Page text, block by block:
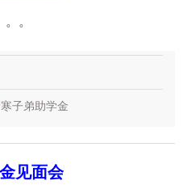
。
子弟助学金
见面会